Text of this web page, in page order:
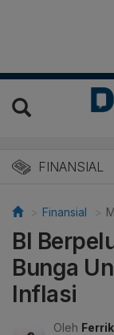
FINANSIAL
Finansial
BI
Bunga
Inflasi
Oleh